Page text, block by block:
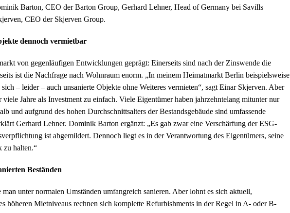
Barton, CEO der Barton Group, Gerhard Lehner, Head of Germany bei Savills
CEO der Skjerven Group.
dennoch vermietbar
von gegenläufigen Entwicklungen geprägt: Einerseits sind nach der Zinswende die
ist die Nachfrage nach Wohnraum enorm. „In meinem Heimatmarkt Berlin beispielsweise
– leider – auch unsanierte Objekte ohne Weiteres vermieten“, sagt Einar Skjerven. Aber
Jahre als Investment zu einfach. Viele Eigentümer haben jahrzehntelang mitunter nur
und aufgrund des hohen Durchschnittsalters der Bestandsgebäude sind umfassende
Gerhard Lehner. Dominik Barton ergänzt: „Es gab zwar eine Verschärfung der ESG-
ist abgemildert. Dennoch liegt es in der Verantwortung des Eigentümers, seine
zu halten.“
Beständen
unter normalen Umständen umfangreich sanieren. Aber lohnt es sich aktuell,
höheren Mietniveaus rechnen sich komplette Refurbishments in der Regel in A- oder B-